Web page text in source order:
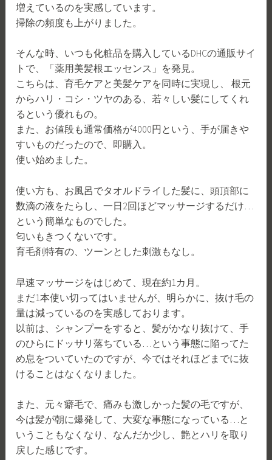
増えているのを実感しています。
掃除の頻度も上がりました。
そんな時、いつも化粧品を購入しているDHCの通販サイ
トで、「薬用美髪根エッセンス」を発見。
こちらは、育毛ケアと美髪ケアを同時に実現し、 根元
からハリ・コシ・ツヤのある、若々しい髪にしてくれ
るという優れもの。
また、お値段も通常価格が4000円という、手が届きや
すいものだったので、即購入。
使い始めました。
使い方も、お風呂でタオルドライした髪に、頭頂部に
数滴の液をたらし、一日2回ほどマッサージするだけ…
という簡単なものでした。
匂いもきつくないです。
育毛剤特有の、ツーンとした刺激もなし。
早速マッサージをはじめて、現在約1カ月。
まだ1本使い切ってはいませんが、明らかに、抜け毛の
量は減っているのを実感しております。
以前は、シャンプーをすると、髪がかなり抜けて、手
のひらにドッサリ落ちている…という事態に陥ってた
め息をついていたのですが、今ではそれほどまでに抜
けることはなくなりました。
また、元々癖毛で、痛みも激しかった髪の毛ですが、
今は髪が朝に爆発して、大変な事態になっている…と
いうこともなくなり、なんだか少し、艶とハリを取り
戻した感じです。